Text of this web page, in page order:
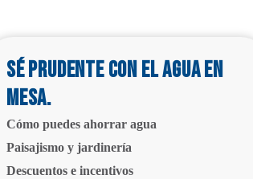
Sé prudente con el agua en
Mesa.
Cómo puedes ahorrar agua
Paisajismo y jardinería
Descuentos e incentivos